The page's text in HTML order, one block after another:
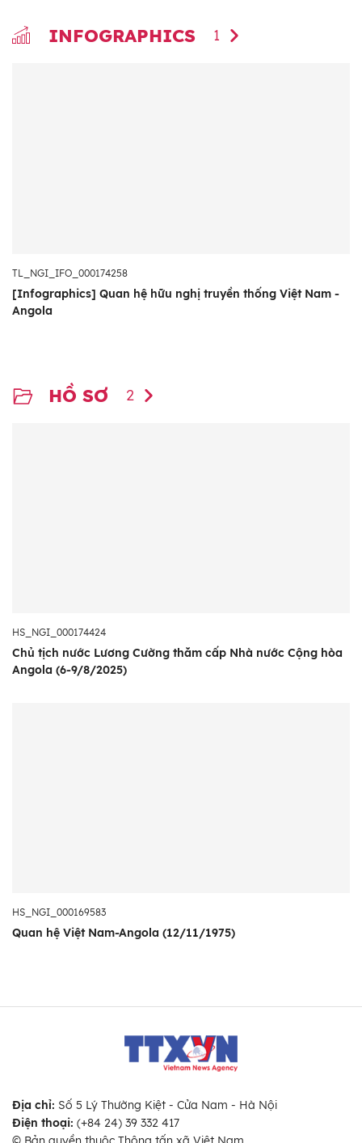
INFOGRAPHICS 1
TL_NGI_IFO_000174258
[Infographics] Quan hệ hữu nghị truyền thống Việt Nam -
Angola
HỒ SƠ 2
HS_NGI_000174424
Chủ tịch nước Lương Cường thăm cấp Nhà nước Cộng hòa
Angola (6-9/8/2025)
HS_NGI_000169583
Quan hệ Việt Nam-Angola (12/11/1975)
Địa chỉ: Số 5 Lý Thường Kiệt - Cửa Nam - Hà Nội
Điện thoại: (+84 24) 39 332 417